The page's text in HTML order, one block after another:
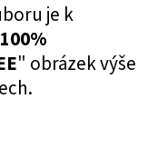
je k
100%
" obrázek výše